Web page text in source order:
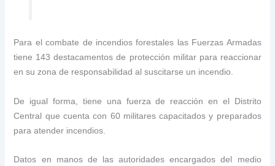
Para el combate de incendios forestales las Fuerzas Armadas
tiene 143 destacamentos de protección militar para reaccionar
en su zona de responsabilidad al suscitarse un incendio.
De igual forma, tiene una fuerza de reacción en el Distrito
Central que cuenta con 60 militares capacitados y preparados
para atender incendios.
Datos en manos de las autoridades encargados del medio